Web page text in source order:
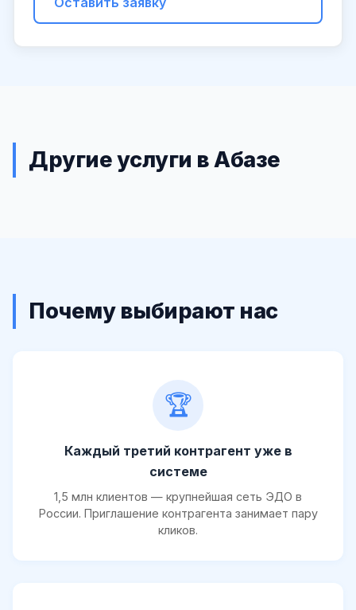
Другие услуги в Абазе
Почему выбирают нас
🏆
Каждый третий контрагент уже в
системе
1,5 млн клиентов — крупнейшая сеть ЭДО в
России. Приглашение контрагента занимает пару
кликов.